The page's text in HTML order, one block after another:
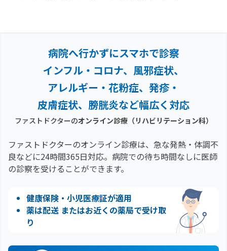
病院へ行かずにスマホで診察
インフル・コロナ、風邪症状、
アレルギー・花粉症、 発疹・
皮膚症状、膀胱炎など幅広く対応
ファストドクターのオンライン診療（リハビリテーション科）
ファストドクターのオンライン診療は、急な発熱・体調不
良などに24時間365日対応。 病院での待ち時間なしに医師
の診察を受けることができます。
健康保険・小児医療証が適用
薬は配送 またはお近くの薬局で受け取
り